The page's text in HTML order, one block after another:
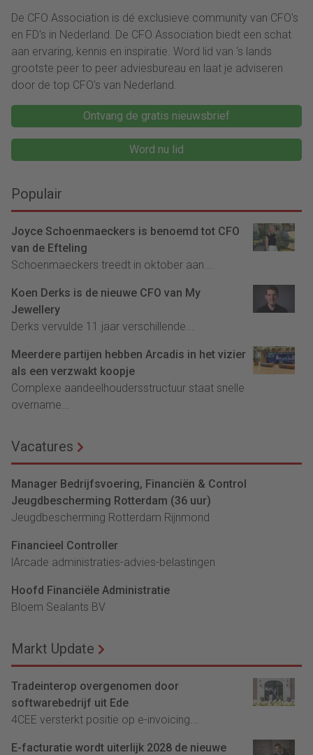
De CFO Association is dé exclusieve community van CFO's
en FD's in Nederland. De CFO Association biedt een schat
aan ervaring, kennis en inspiratie. Word lid van ‘s lands
grootste peer to peer adviesbureau en laat je adviseren
door de top CFO's van Nederland.
Ontvang de gratis nieuwsbrief
Word nu lid
Populair
Joyce Schoenmaeckers is benoemd tot CFO
van de Efteling
Schoenmaeckers treedt in oktober aan....
Koen Derks is de nieuwe CFO van My
Jewellery
Derks vervulde 11 jaar verschillende...
Meerdere partijen hebben Arcadis in het vizier
als een verzwakt koopje
Complexe aandeelhoudersstructuur staat snelle
overname...
Vacatures
Manager Bedrijfsvoering, Financiën & Control
Jeugdbescherming Rotterdam (36 uur)
Jeugdbescherming Rotterdam Rijnmond
Financieel Controller
lArcade administraties-advies-belastingen
Hoofd Financiële Administratie
Bloem Sealants BV
Markt Update
Tradeinterop overgenomen door
softwarebedrijf uit Ede
4CEE versterkt positie op e-invoicing...
E-facturatie wordt uiterlijk 2028 de nieuwe